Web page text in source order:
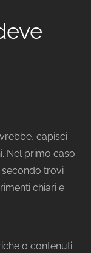
capisci
Nel primo caso
secondo trovi
chiari e
o contenuti